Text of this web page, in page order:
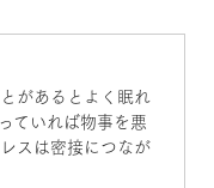
があるとよく眠れ
ていれば物事を悪
スは密接につなが